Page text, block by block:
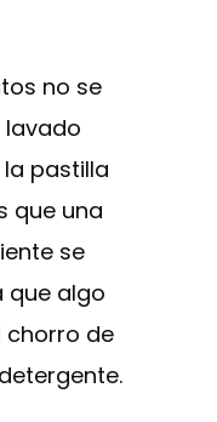
no se
lavado
pastilla
que una
se
que algo
chorro de